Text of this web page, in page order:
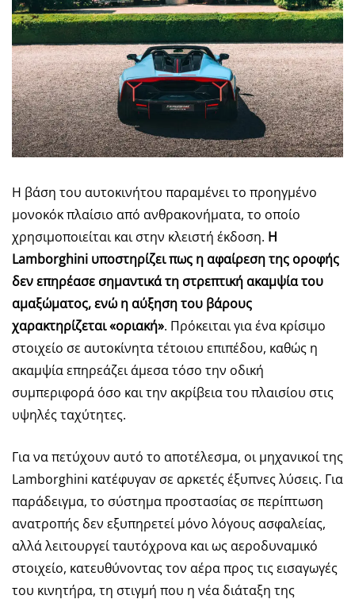
Η βάση του αυτοκινήτου παραμένει το προηγμένο
μονοκόκ πλαίσιο από ανθρακονήματα, το οποίο
χρησιμοποιείται και στην κλειστή έκδοση. Η
Lamborghini υποστηρίζει πως η αφαίρεση της οροφής
δεν επηρέασε σημαντικά τη στρεπτική ακαμψία του
αμαξώματος, ενώ η αύξηση του βάρους
χαρακτηρίζεται «οριακή». Πρόκειται για ένα κρίσιμο
στοιχείο σε αυτοκίνητα τέτοιου επιπέδου, καθώς η
ακαμψία επηρεάζει άμεσα τόσο την οδική
συμπεριφορά όσο και την ακρίβεια του πλαισίου στις
υψηλές ταχύτητες.
Για να πετύχουν αυτό το αποτέλεσμα, οι μηχανικοί της
Lamborghini κατέφυγαν σε αρκετές έξυπνες λύσεις. Για
παράδειγμα, το σύστημα προστασίας σε περίπτωση
ανατροπής δεν εξυπηρετεί μόνο λόγους ασφαλείας,
αλλά λειτουργεί ταυτόχρονα και ως αεροδυναμικό
στοιχείο, κατευθύνοντας τον αέρα προς τις εισαγωγές
του κινητήρα, τη στιγμή που η νέα διάταξη της